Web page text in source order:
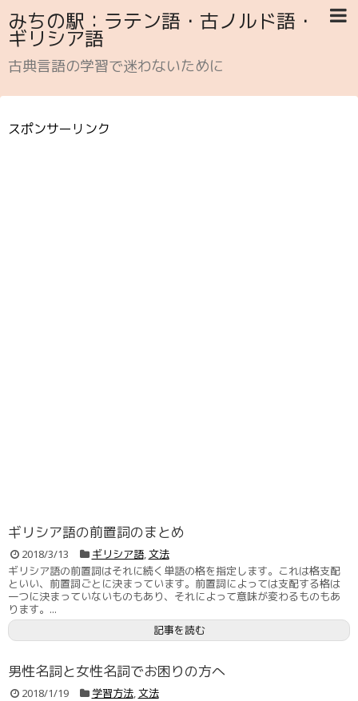
みちの駅：ラテン語・古ノルド語・
ギリシア語
古典言語の学習で迷わないために
スポンサーリンク
ギリシア語の前置詞のまとめ
2018/3/13 ギリシア語,文法
ギリシア語の前置詞はそれに続く単語の格を指定します。これは格支配
といい、前置詞ごとに決まっています。前置詞によっては支配する格は
一つに決まっていないものもあり、それによって意味が変わるものもあ
ります。...
記事を読む
男性名詞と女性名詞でお困りの方へ
2018/1/19 学習方法,文法